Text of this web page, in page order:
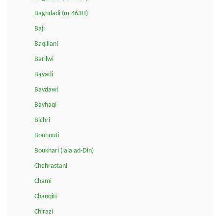
Baghdadi (m.463H)
Baji
Baqillani
Barilwi
Bayadi
Baydawi
Bayhaqi
Bichri
Bouhouti
Boukhari ('ala ad-Din)
Chahrastani
Chami
Chanqiti
Chirazi